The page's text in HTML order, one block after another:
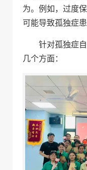
为。例如，过度
可能导致孤独症
针对孤独症
几个方面：